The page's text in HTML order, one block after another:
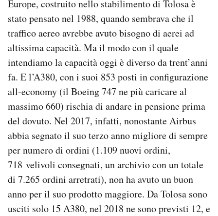
CALENDARIO
AREA PERSONALE
Area Personale
Notifiche mobile
Regala il Post
Hai bisogno di aiuto?
Esci
Europe, costruito nello stabilimento di Tolosa è
stato pensato nel 1988, quando sembrava che il
traffico aereo avrebbe avuto bisogno di aerei ad
altissima capacità. Ma il modo con il quale
intendiamo la capacità oggi è diverso da trent’anni
fa. E l’A380, con i suoi 853 posti in configurazione
all-economy (il Boeing 747 ne più caricare al
massimo 660) rischia di andare in pensione prima
del dovuto. Nel 2017, infatti, nonostante Airbus
abbia segnato il suo terzo anno migliore di sempre
per numero di ordini (1.109 nuovi ordini,
718 velivoli consegnati, un archivio con un totale
di 7.265 ordini arretrati), non ha avuto un buon
anno per il suo prodotto maggiore. Da Tolosa sono
usciti solo 15 A380, nel 2018 ne sono previsti 12, e